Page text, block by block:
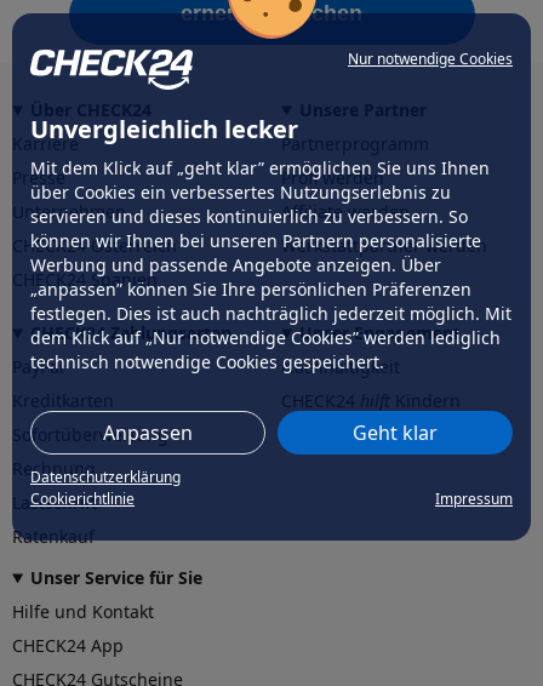
Nur notwendige Cookies
Unvergleichlich lecker
Mit dem Klick auf „geht klar” ermöglichen Sie uns Ihnen
über Cookies ein verbessertes Nutzungserlebnis zu
servieren und dieses kontinuierlich zu verbessern. So
können wir Ihnen bei unseren Partnern personalisierte
Werbung und passende Angebote anzeigen. Über
„anpassen” können Sie Ihre persönlichen Präferenzen
festlegen. Dies ist auch nachträglich jederzeit möglich. Mit
dem Klick auf „Nur notwendige Cookies” werden lediglich
technisch notwendige Cookies gespeichert.
Anpassen Geht klar
Datenschutzerklärung
Cookierichtlinie
Impressum
erneut versuchen
Karriere
Presse
Unternehmen
CHECK24 Österreich
CHECK24 Spanien
Partnerprogramm
Profi werden
Affiliate werden
Werkstattpartner werden
CHECK24 Zahlungsarten
PayPal
Sofortüberweisung
Rechnung
Lastschrift
Ratenkauf
Unser Engagement
Nachhaltigkeit
CHECK24hilftder Natur
Unser Service für Sie
Hilfe und Kontakt
CHECK24 App
CHECK24 Gutscheine